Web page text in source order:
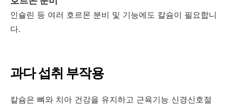
인슐린 등 여러 호르몬 분비 및 기능에도 칼슘이 필요합니
다.
과다 섭취 부작용
칼슘은 뼈와 치아 건강을 유지하고 근육기능 신경신호절